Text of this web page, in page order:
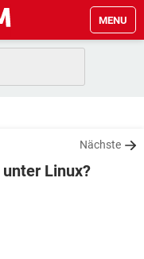
MENU
Nächste
Linux?